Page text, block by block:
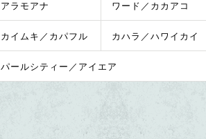
アラモアナ ワード／カカアコ
カイムキ／カパフル カハラ／ハワイカイ
パールシティー／アイエア